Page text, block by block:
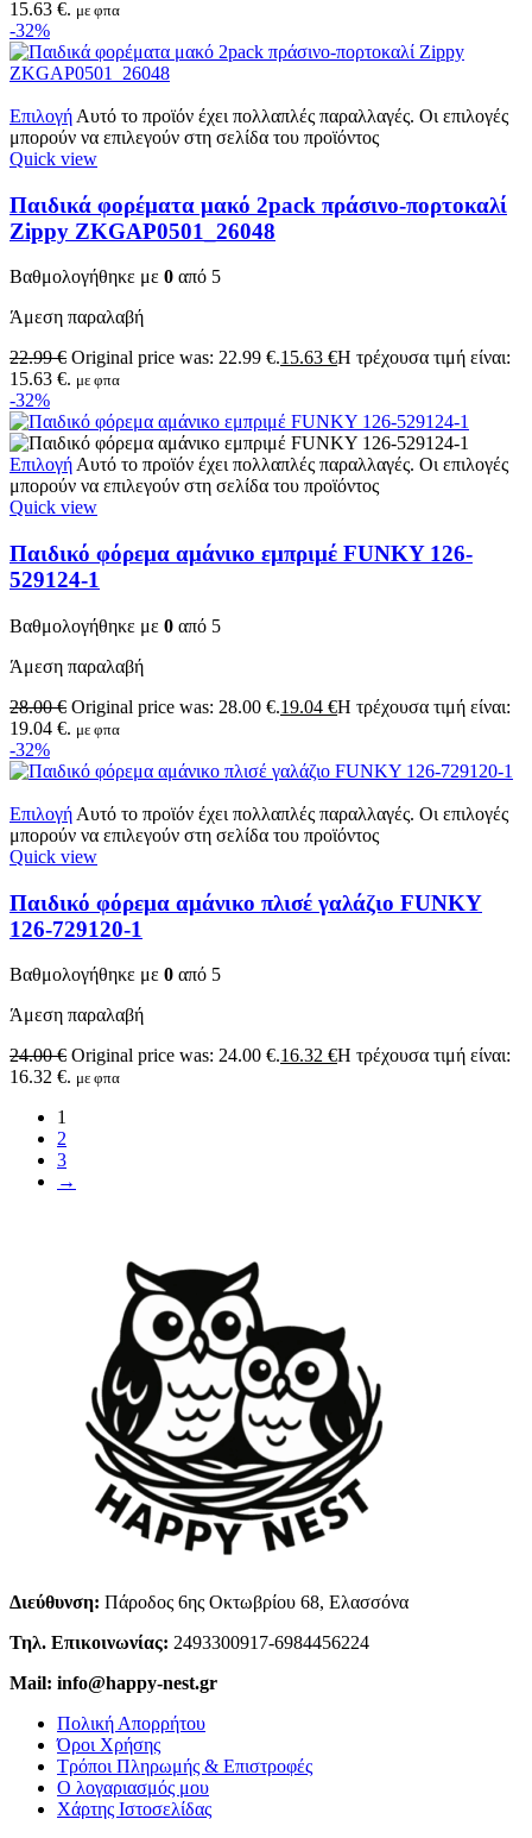
15.63 €. με φπα
-32%
Επιλογή Αυτό το προϊόν έχει πολλαπλές παραλλαγές. Οι επιλογές
μπορούν να επιλεγούν στη σελίδα του προϊόντος
Quick view
Παιδικά φορέματα μακό 2pack πράσινο-πορτοκαλί
Zippy ZKGAP0501_26048
Βαθμολογήθηκε με 0 από 5
Άμεση παραλαβή
22.99€ Original price was: 22.99 €.15.63 €Η τρέχουσα τιμή είναι:
15.63 €. με φπα
-32%
ΕπιλογήΑυτό το προϊόν έχει πολλαπλές παραλλαγές. Οι επιλογές
μπορούν να επιλεγούν στη σελίδα του προϊόντος
Quick view
Παιδικό φόρεμα αμάνικο εμπριμέ FUNKY 126-
529124-1
Βαθμολογήθηκε με 0 από 5
Άμεση παραλαβή
28.00€ Original price was: 28.00 €.19.04 €Η τρέχουσα τιμή είναι:
19.04 €. με φπα
-32%
Επιλογή Αυτό το προϊόν έχει πολλαπλές παραλλαγές. Οι επιλογές
μπορούν να επιλεγούν στη σελίδα του προϊόντος
Quick view
Παιδικό φόρεμα αμάνικο πλισέ γαλάζιο FUNKY
126-729120-1
Βαθμολογήθηκε με 0 από 5
Άμεση παραλαβή
24.00€ Original price was: 24.00 €.16.32 €Η τρέχουσα τιμή είναι:
16.32 €. με φπα
1
2
3
→
Διεύθυνση: Πάροδος 6ης Οκτωβρίου 68, Ελασσόνα
Τηλ. Επικοινωνίας: 2493300917-6984456224
Mail: info@happy-nest.gr
Πολική Απορρήτου
Όροι Χρήσης
Τρόποι Πληρωμής & Επιστροφές
Ο λογαριασμός μου
Χάρτης Ιστοσελίδας